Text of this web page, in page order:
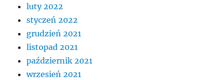
luty 2022
styczeń 2022
grudzień 2021
listopad 2021
październik 2021
wrzesień 2021